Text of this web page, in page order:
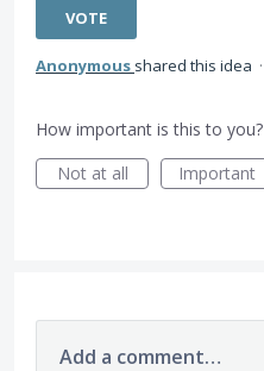
VOTE
Anonymous shared this idea ·
How important is this to you?
Not at all
Important
Add a comment…